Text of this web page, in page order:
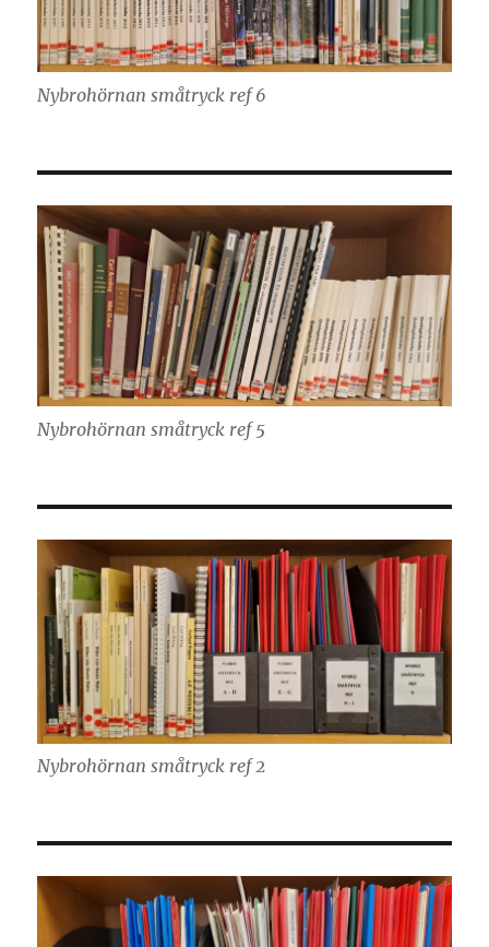
Nybrohörnan småtryck ref 6
Nybrohörnan småtryck ref 5
Nybrohörnan småtryck ref 2